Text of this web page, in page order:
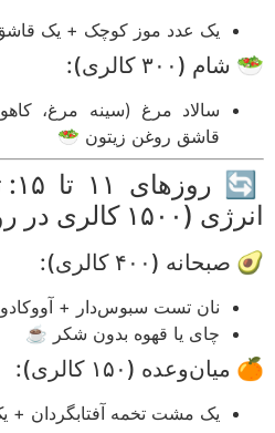
یک عدد موز کوچک + یک قاشق
(۳۰۰ کالری):
سالاد مرغ (سینه مرغ، کاهو،
قاشق روغن زیتون 🥗
🔄
کالری در روز)
(۴۰۰ کالری):
نان تست سبوس‌دار + آووکادو
چای یا قهوه بدون شکر ☕
(۱۵۰ کالری):
یک مشت تخمه آفتابگردان + یک